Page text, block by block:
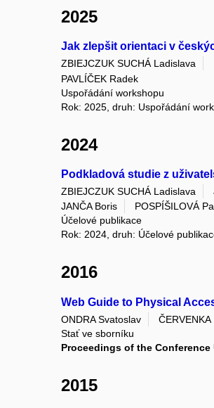
2025
Jak zlepšit orientaci v
ZBIEJCZUK SUCHÁ Ladislava
PAVLÍČEK Radek
Uspořádání workshopu
Rok: 2025, druh: Uspořádání
2024
Podkladová studie z
ZBIEJCZUK SUCHÁ Ladislava
JANČA Boris
POSPÍŠILOVÁ
Účelové publikace
Rok: 2024, druh: Účelové
2016
Web Guide to Physical
ONDRA Svatoslav ČERVENKA
Stať ve sborníku
Proceedings of the
2015